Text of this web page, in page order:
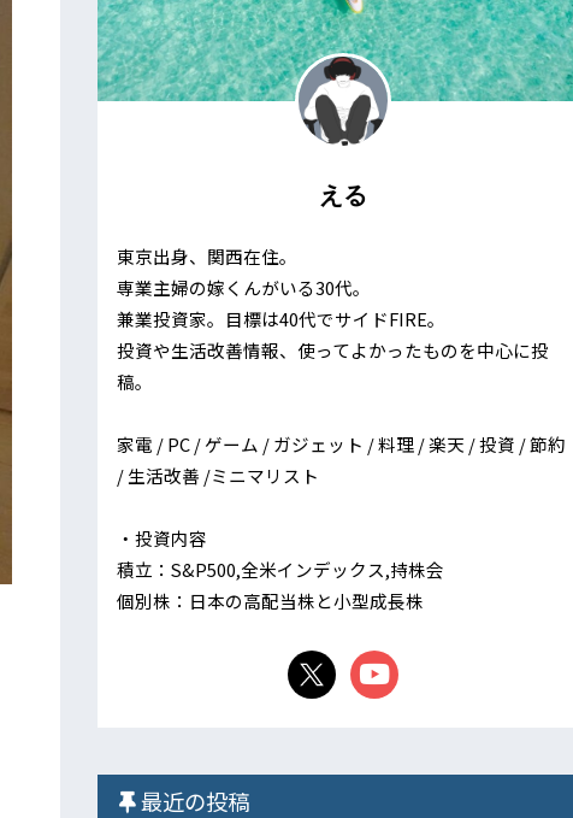
える
東京出身、関西在住。
専業主婦の嫁くんがいる30代。
兼業投資家。目標は40代でサイドFIRE。
投資や生活改善情報、使ってよかったものを中心に投
稿。
家電 / PC / ゲーム / ガジェット / 料理 / 楽天 / 投資 / 節約
/ 生活改善 /ミニマリスト
・投資内容
積立：S&P500,全米インデックス,持株会
個別株：日本の高配当株と小型成長株
最近の投稿